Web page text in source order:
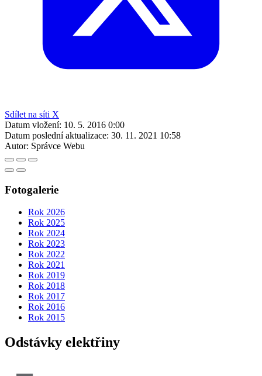
Sdílet na síti X
Datum vložení: 10. 5. 2016 0:00
Datum poslední aktualizace: 30. 11. 2021 10:58
Autor: Správce Webu
Fotogalerie
Rok 2026
Rok 2025
Rok 2024
Rok 2023
Rok 2022
Rok 2021
Rok 2019
Rok 2018
Rok 2017
Rok 2016
Rok 2015
Odstávky elektřiny